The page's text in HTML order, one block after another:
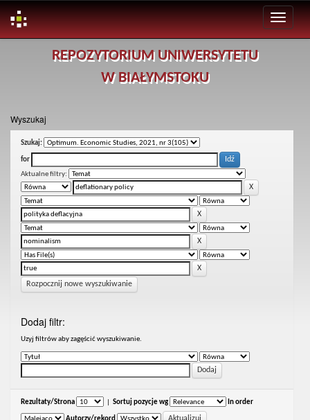
REPOZYTORIUM UNIWERSYTETU
W BIAŁYMSTOKU
Wyszukaj
Szukaj:
for
Aktualne filtry:
Rozpocznij nowe wyszukiwanie
Dodaj filtr:
Uzyj filtrów aby zagęścić wyszukiwanie.
Rezultaty/Strona Sortuj pozycje wg In order